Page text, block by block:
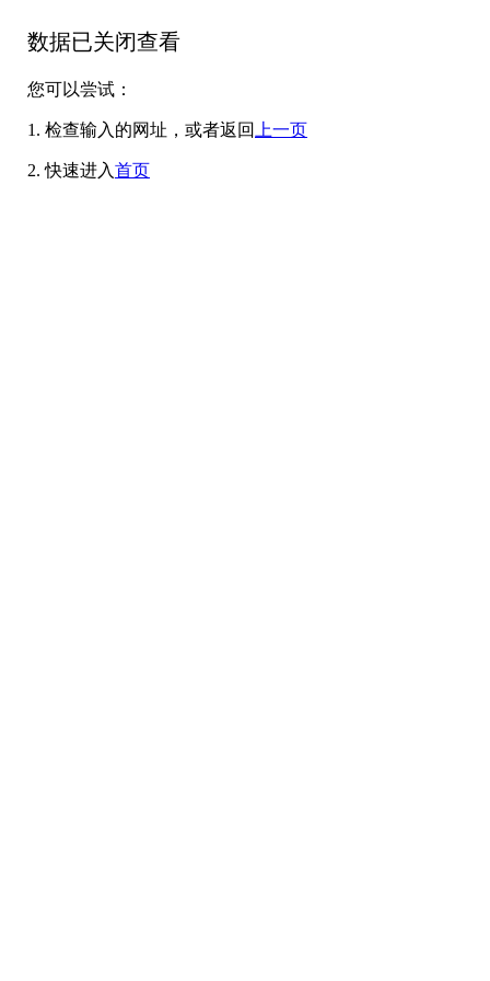
数据已关闭查看
您可以尝试：
1. 检查输入的网址，或者返回 上一页
2. 快速进入首页